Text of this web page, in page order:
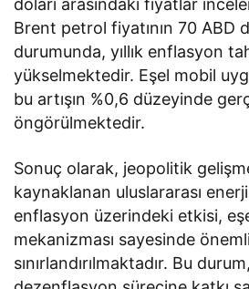
doları arasındaki fiyatlar
Brent petrol fiyatının 70 ABD
durumunda, yıllık enflasyon
yükselmektedir. Eşel mobil
bu artışın %0,6 düzeyinde
öngörülmektedir.
Sonuç olarak, jeopolitik
kaynaklanan uluslararası
enflasyon üzerindeki etkisi,
mekanizması sayesinde
sınırlandırılmaktadır. Bu